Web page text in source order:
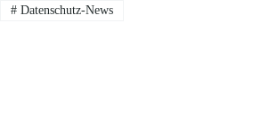
#Datenschutz-News